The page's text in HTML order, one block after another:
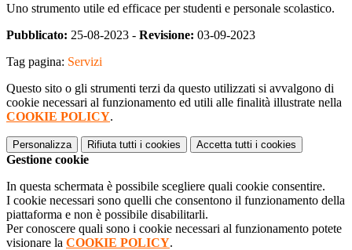
Uno strumento utile ed efficace per studenti e personale scolastico.
Pubblicato: 25-08-2023 - Revisione: 03-09-2023
Tag pagina: Servizi
Questo sito o gli strumenti terzi da questo utilizzati si avvalgono di
cookie necessari al funzionamento ed utili alle finalità illustrate nella
COOKIE POLICY.
Personalizza Rifiuta tutti i cookies Accetta tutti i cookies
Gestione cookie
In questa schermata è possibile scegliere quali cookie consentire.
I cookie necessari sono quelli che consentono il funzionamento della
piattaforma e non è possibile disabilitarli.
Per conoscere quali sono i cookie necessari al funzionamento potete
visionare la COOKIE POLICY.